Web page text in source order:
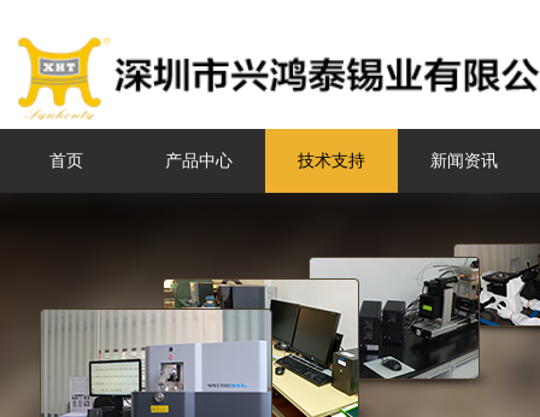
首页 产品中心 技术支持 新闻资讯